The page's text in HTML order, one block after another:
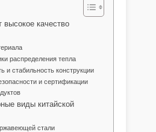
высокое качество
распределения тепла
и стабильность конструкции
и сертификации
виды китайской
стали